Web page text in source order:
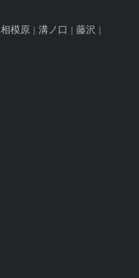
相模原 溝ノ口 藤沢